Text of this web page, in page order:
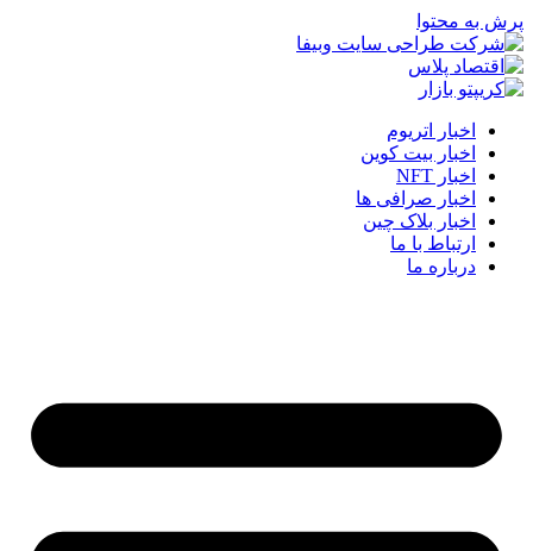
پرش به محتوا
اخبار اتریوم
اخبار بیت کوین
اخبار NFT
اخبار صرافی ها
اخبار بلاک چین
ارتباط با ما
درباره ما